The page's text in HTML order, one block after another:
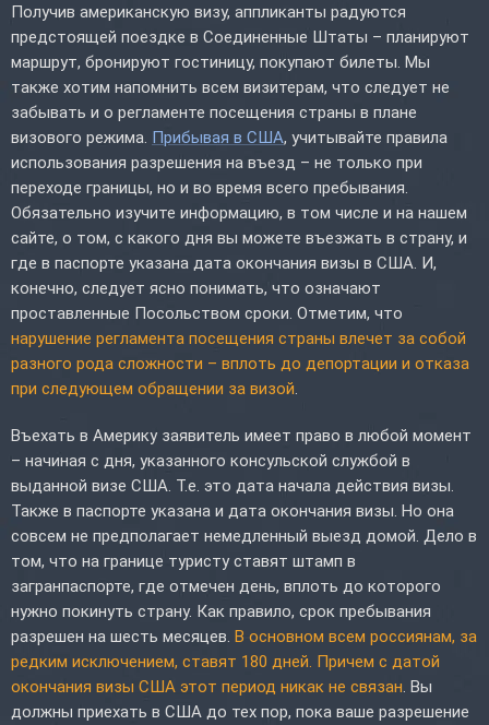
Получив американскую визу, аппликанты радуются
предстоящей поездке в Соединенные Штаты – планируют
маршрут, бронируют гостиницу, покупают билеты. Мы
также хотим напомнить всем визитерам, что следует не
забывать и о регламенте посещения страны в плане
визового режима. Прибывая в США, учитывайте правила
использования разрешения на въезд – не только при
переходе границы, но и во время всего пребывания.
Обязательно изучите информацию, в том числе и на нашем
сайте, о том, с какого дня вы можете въезжать в страну, и
где в паспорте указана дата окончания визы в США. И,
конечно, следует ясно понимать, что означают
проставленные Посольством сроки. Отметим, что
нарушение регламента посещения страны влечет за собой
разного рода сложности – вплоть до депортации и отказа
при следующем обращении за визой.
Въехать в Америку заявитель имеет право в любой момент
– начиная с дня, указанного консульской службой в
выданной визе США. Т.е. это дата начала действия визы.
Также в паспорте указана и дата окончания визы. Но она
совсем не предполагает немедленный выезд домой. Дело в
том, что на границе туристу ставят штамп в
загранпаспорте, где отмечен день, вплоть до которого
нужно покинуть страну. Как правило, срок пребывания
разрешен на шесть месяцев. В основном всем россиянам, за
редким исключением, ставят 180 дней. Причем с датой
окончания визы США этот период никак не связан. Вы
должны приехать в США до тех пор, пока ваше разрешение